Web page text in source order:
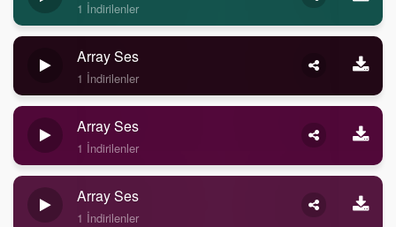
1 İndirilenler
Array Ses
1 İndirilenler
Array Ses
1 İndirilenler
Array Ses
1 İndirilenler